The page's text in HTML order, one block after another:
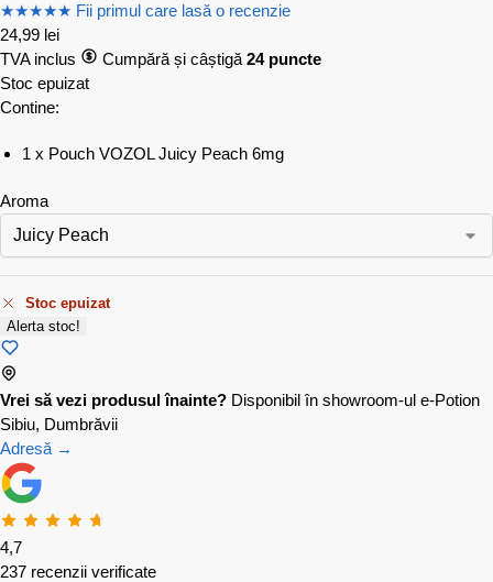
★★★★★ Fii primul care lasă o recenzie
24,99 lei
TVA inclus
Cumpără și câștigă 24 puncte
Stoc epuizat
Contine:
1 x Pouch VOZOL Juicy Peach 6mg
Aroma
Stoc epuizat
Alerta stoc!
Vrei să vezi produsul înainte? Disponibil în showroom-ul e-Potion
Sibiu, Dumbrăvii
Adresă →
4,7
237 recenzii verificate